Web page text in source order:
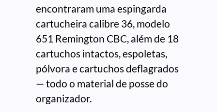
encontraram uma espingarda
cartucheira calibre 36, modelo
651 Remington CBC, além de 18
cartuchos intactos, espoletas,
pólvora e cartuchos deflagrados
— todo o material de posse do
organizador.